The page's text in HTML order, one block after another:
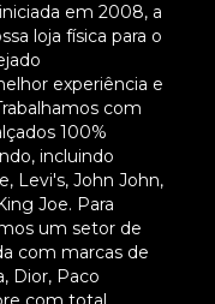
em 2008, a
loja física para o
experiência e
com
100%
incluindo
Levi's, John John,
Joe. Para
um setor de
com marcas de
Dior, Paco